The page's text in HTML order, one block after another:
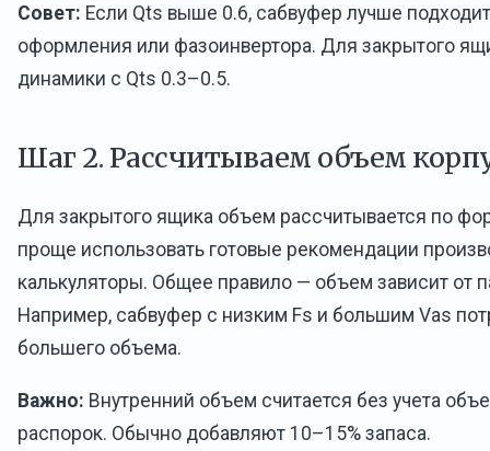
Совет: Если Qts выше 0.6, сабвуфер лучше
оформления или фазоинвертора. Для закрытого
динамики с Qts 0.3–0.5.
Шаг 2. Рассчитываем объем
Для закрытого ящика объем рассчитывается по
проще использовать готовые рекомендации
калькуляторы. Общее правило — объем зависит от
Например, сабвуфер с низким Fs и большим Vas
большего объема.
Важно: Внутренний объем считается без учета
распорок. Обычно добавляют 10–15% запаса.